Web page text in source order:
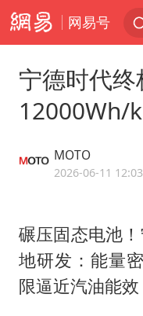
网易号
宁德时代
12000Wh/
MOTO
2026-06-11 12:03
碾压固态电池！
地研发：能量
限逼近汽油能效